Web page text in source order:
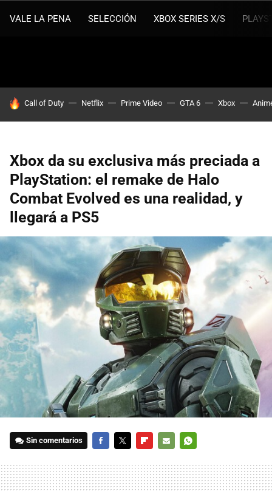
VALE LA PENA SELECCIÓN XBOX SERIES X/S
HOY SE HABLA DE
Call of Duty Netflix Prime Video GTA 6 Xbox
Xbox da su exclusiva más preciada a
PlayStation: el remake de Halo
Combat Evolved es una realidad, y
llegará a PS5
Sin comentarios
MAIL